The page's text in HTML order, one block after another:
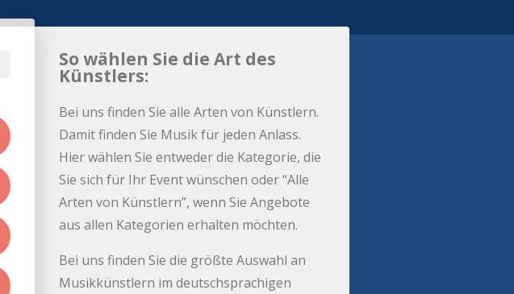
So wählen Sie die Art des
Künstlers:
Bei uns finden Sie alle Arten von Künstlern.
Damit finden Sie Musik für jeden Anlass.
Hier wählen Sie entweder die Kategorie, die
Sie sich für Ihr Event wünschen oder “Alle
Arten von Künstlern”, wenn Sie Angebote
aus allen Kategorien erhalten möchten.
Bei uns finden Sie die größte Auswahl an
Musikkünstlern im deutschsprachigen